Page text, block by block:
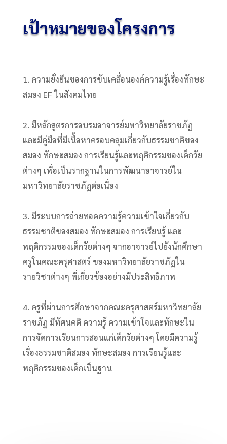
เป้าหมายของโครงการ
1. ความยั่งยืนของการขับเคลื่อนองค์ความรู้เรื่องทักษะ
สมอง EF ในสังคมไทย
2. มีหลักสูตรการอบรมอาจารย์มหาวิทยาลัยราชภัฏ
และมีคู่มือที่มีเนื้อหาครอบคลุมเกี่ยวกับธรรมชาติของ
สมอง ทักษะสมอง การเรียนรู้และพฤติกรรมของเด็กวัย
ต่างๆ เพื่อเป็นรากฐานในการพัฒนาอาจารย์ใน
มหาวิทยาลัยราชภัฏต่อเนื่อง
3. มีระบบการถ่ายทอดความรู้ความเข้าใจเกี่ยวกับ
ธรรมชาติของสมอง ทักษะสมอง การเรียนรู้ และ
พฤติกรรมของเด็กวัยต่างๆ จากอาจารย์ไปยังนักศึกษา
ครูในคณะครุศาสตร์ ของมหาวิทยาลัยราชภัฏใน
รายวิชาต่างๆ ที่เกี่ยวข้องอย่างมีประสิทธิภาพ
4. ครูที่ผ่านการศึกษาจากคณะครุศาสตร์มหาวิทยาลัย
ราชภัฏ มีทัศนคติ ความรู้ ความเข้าใจและทักษะใน
การจัดการเรียนการสอนแก่เด็กวัยต่างๆ โดยมีความรู้
เรื่องธรรมชาติสมอง ทักษะสมอง การเรียนรู้และ
พฤติกรรมของเด็กเป็นฐาน